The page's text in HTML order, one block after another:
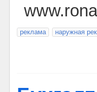
реклама наружная